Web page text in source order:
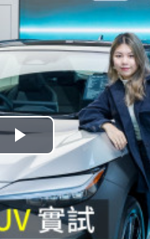
播
放
影